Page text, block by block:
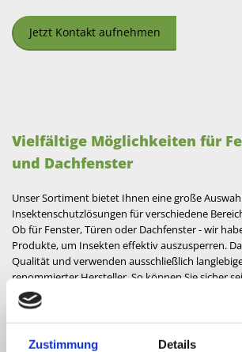
Zustimmung Details
Jetzt Kontakt aufnehmen
Vielfältige Möglichkeiten für
und Dachfenster
Unser Sortiment bietet Ihnen eine große
Insektenschutzlösungen für verschiedene
Ob für Fenster, Türen oder Dachfenster - wir
Produkte, um Insekten effektiv auszusperren.
Qualität und verwenden ausschließlich
renommierter Hersteller. So können Sie sicher
Freude an Ihrem Insektenschutz haben werden.
zählen unter anderem:
Spannrahmen für Fenster